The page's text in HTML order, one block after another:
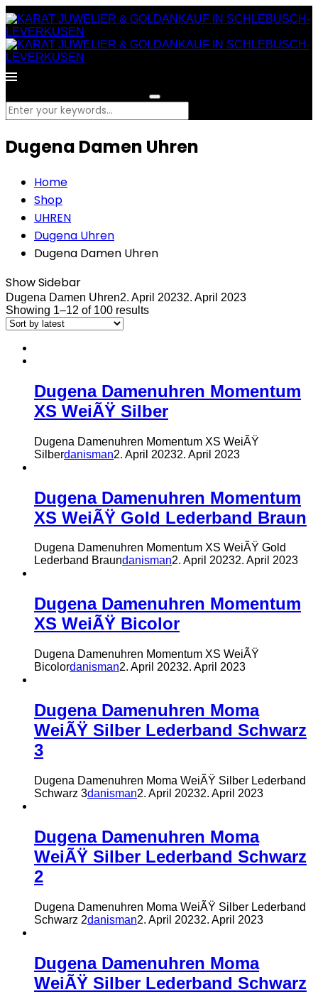
Dugena Damen Uhren
Home
Shop
UHREN
Dugena Uhren
Dugena Damen Uhren
Show Sidebar
Dugena Damen Uhren2. April 20232. April 2023
Showing 1–12 of 100 results
Dugena Damenuhren Momentum
XS WeiÃŸ Silber
Dugena Damenuhren Momentum XS WeiÃŸ
Silberdanisman2. April 20232. April 2023
Dugena Damenuhren Momentum
XS WeiÃŸ Gold Lederband Braun
Dugena Damenuhren Momentum XS WeiÃŸ Gold
Lederband Braundanisman2. April 20232. April 2023
Dugena Damenuhren Momentum
XS WeiÃŸ Bicolor
Dugena Damenuhren Momentum XS WeiÃŸ
Bicolordanisman2. April 20232. April 2023
Dugena Damenuhren Moma
WeiÃŸ Silber Lederband Schwarz
3
Dugena Damenuhren Moma WeiÃŸ Silber Lederband
Schwarz 3danisman2. April 20232. April 2023
Dugena Damenuhren Moma
WeiÃŸ Silber Lederband Schwarz
2
Dugena Damenuhren Moma WeiÃŸ Silber Lederband
Schwarz 2danisman2. April 20232. April 2023
Dugena Damenuhren Moma
WeiÃŸ Silber Lederband Schwarz